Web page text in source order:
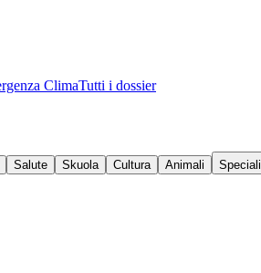
ClimaTutti i dossier
Salute Skuola Cultura Animali
Speciali